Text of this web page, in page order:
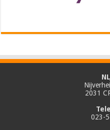
2031
023-